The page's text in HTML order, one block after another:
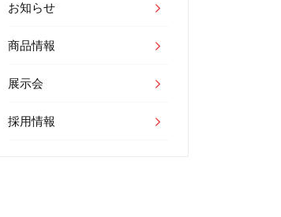
お知らせ
商品情報
展示会
採用情報